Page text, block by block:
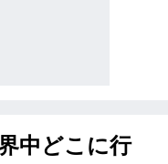
中どこに行